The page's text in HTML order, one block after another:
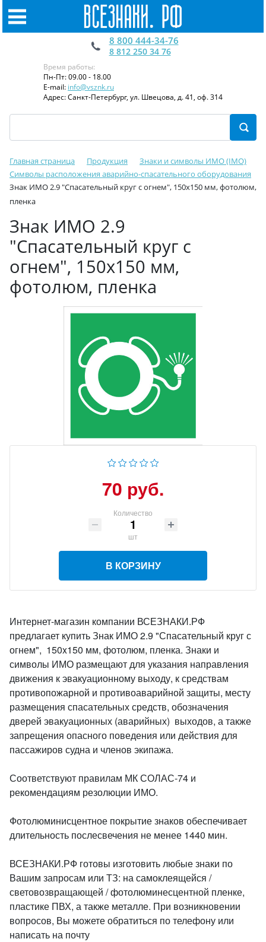
8 800 444-34-76
8 812 250 34 76
Время работы:
Пн-Пт: 09.00 - 18.00
E-mail: info@vsznk.ru
Адрес: Санкт-Петербург, ул. Швецова, д. 41, оф. 314
Главная страница Продукция
Знаки и символы ИМО (IMO)
Символы расположения аварийно-спасательного оборудования
Знак ИМО 2.9 "Спасательный круг с огнем", 150x150 мм, фотолюм,
пленка
Знак ИМО 2.9
"Спасательный круг с
огнем", 150x150 мм,
фотолюм, пленка
70 руб.
Количество
шт
В КОРЗИНУ
Интернет-магазин компании ВСЕЗНАКИ.РФ
предлагает купить Знак ИМО 2.9 "Спасательный круг с
огнем", 150x150 мм, фотолюм, пленка. Знаки и
символы ИМО размещают для указания направления
движения к эвакуационному выходу, к средствам
противопожарной и противоаварийной защиты, месту
размещения спасательных средств, обозначения
дверей эвакуационных (аварийных) выходов, а также
запрещения опасного поведения или действия для
пассажиров судна и членов экипажа.
Соответствуют правилам МК СОЛАС-74 и
рекомендациям резолюции ИМО.
Фотолюминисцентное покрытие знаков обеспечивает
длительность послесвечения не менее 1440 мин.
ВСЕЗНАКИ.РФ готовы изготовить любые знаки по
Вашим запросам или ТЗ: на самоклеящейся /
световозвращающей / фотолюминесцентной пленке,
пластике ПВХ, а также металле. При возникновении
вопросов, Вы можете обратиться по телефону или
написать на почту